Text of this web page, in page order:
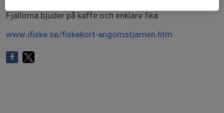
Fjällorna bjuder på kaffe och enklare fika
www.ifiske.se/fiskekort-angomstjarnen.htm